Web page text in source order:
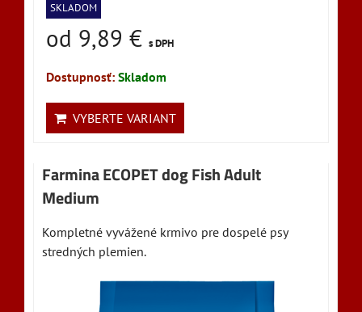
SKLADOM
od 9,89 € s DPH
Dostupnosť: Skladom
VYBERTE VARIANT
Farmina ECOPET dog Fish Adult
Medium
Kompletné vyvážené krmivo pre dospelé psy
stredných plemien.